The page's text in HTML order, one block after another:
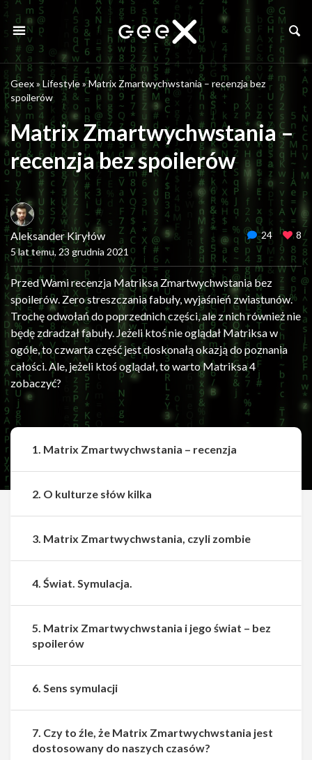
Geex»Lifestyle»Matrix Zmartwychwstania – recenzja bez
spoilerów
Matrix Zmartwychwstania –
recenzja bez spoilerów
Aleksander Kiryłów
5 lat temu, 23 grudnia 2021
24 8
Przed Wami recenzja Matriksa Zmartwychwstania bez
spoilerów. Zero streszczania fabuły, wyjaśnień zwiastunów.
Trochę odwołań do poprzednich części, ale z nich również nie
będę zdradzał fabuły. Jeżeli ktoś nie oglądał Matriksa w
ogóle, to czwarta część jest doskonałą okazją do poznania
całości. Ale, jeżeli ktoś oglądał, to warto Matriksa 4
zobaczyć?
1. Matrix Zmartwychwstania – recenzja
2. O kulturze słów kilka
3. Matrix Zmartwychwstania, czyli zombie
4. Świat. Symulacja.
5. Matrix Zmartwychwstania i jego świat – bez
spoilerów
6. Sens symulacji
7. Czy to źle, że Matrix Zmartwychwstania jest
dostosowany do naszych czasów?